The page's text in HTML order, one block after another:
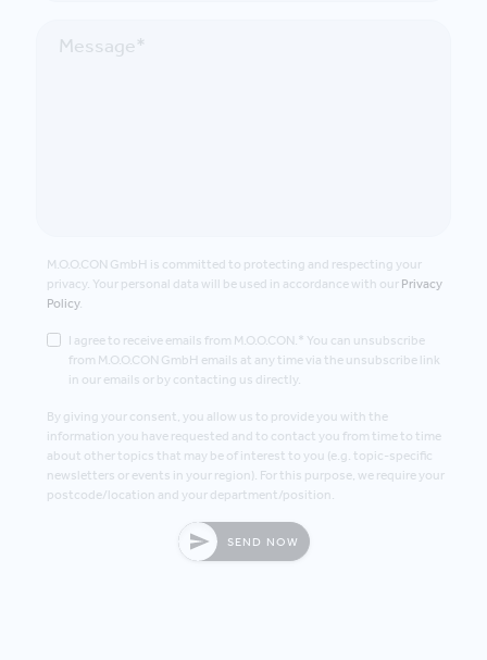
M.O.O.CON GmbH is committed to protecting and respecting your
privacy. Your personal data will be used in accordance with our Privacy
Policy.
I agree to receive emails from M.O.O.CON.* You can unsubscribe
from M.O.O.CON GmbH emails at any time via the unsubscribe link
in our emails or by contacting us directly.
By giving your consent, you allow us to provide you with the
information you have requested and to contact you from time to time
about other topics that may be of interest to you (e.g. topic-specific
newsletters or events in your region). For this purpose, we require your
postcode/location and your department/position.
SEND NOW